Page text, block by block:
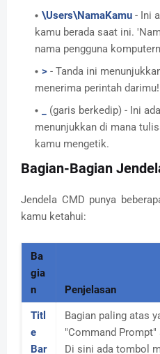
\Users\NamaKamu - Ini
kamu berada saat ini.
nama pengguna
> - Tanda ini
menerima perintah darimu!
(garis berkedip) - Ini
menunjukkan di mana
kamu mengetik.
Bagian-Bagian
Jendela CMD punya
kamu ketahui:
Ba
gia
n
Penjelasan
Titl
e
Bar
Bagian paling atas
"Command
Di sini ada tombol